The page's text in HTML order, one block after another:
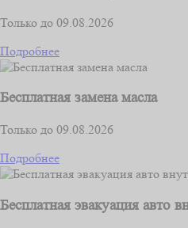
Только до 09.08.2026
Подробнее
Бесплатная замена масла
Только до 09.08.2026
Подробнее
Бесплатная эвакуация